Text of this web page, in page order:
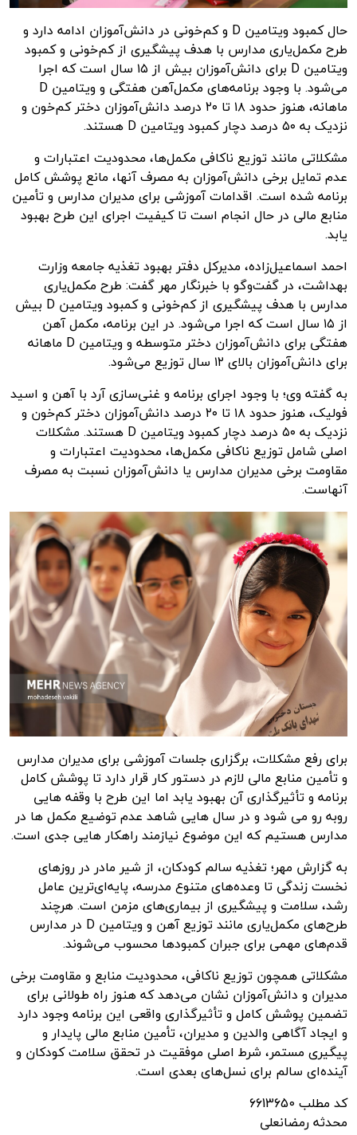
حال کمبود ویتامین D و کم‌خونی در دانش‌آموزان ادامه دارد و
طرح مکمل‌یاری مدارس با هدف پیشگیری از کم‌خونی و کمبود
ویتامین D برای دانش‌آموزان بیش از ۱۵ سال است که اجرا
می‌شود. با وجود برنامه‌های مکمل‌آهن هفتگی و ویتامین D
ماهانه، هنوز حدود ۱۸ تا ۲۰ درصد دانش‌آموزان دختر کم‌خون و
نزدیک به ۵۰ درصد دچار کمبود ویتامین D هستند.
مشکلاتی مانند توزیع ناکافی مکمل‌ها، محدودیت اعتبارات و
عدم تمایل برخی دانش‌آموزان به مصرف آنها، مانع پوشش کامل
برنامه شده است. اقدامات آموزشی برای مدیران مدارس و تأمین
منابع مالی در حال انجام است تا کیفیت اجرای این طرح بهبود
یابد.
احمد اسماعیل‌زاده، مدیرکل دفتر بهبود تغذیه جامعه وزارت
بهداشت، در گفت‌وگو با خبرنگار مهر گفت: طرح مکمل‌یاری
مدارس با هدف پیشگیری از کم‌خونی و کمبود ویتامین D بیش
از ۱۵ سال است که اجرا می‌شود. در این برنامه، مکمل آهن
هفتگی برای دانش‌آموزان دختر متوسطه و ویتامین D ماهانه
برای دانش‌آموزان بالای ۱۲ سال توزیع می‌شود.
به گفته وی؛ با وجود اجرای برنامه و غنی‌سازی آرد با آهن و اسید
فولیک، هنوز حدود ۱۸ تا ۲۰ درصد دانش‌آموزان دختر کم‌خون و
نزدیک به ۵۰ درصد دچار کمبود ویتامین D هستند. مشکلات
اصلی شامل توزیع ناکافی مکمل‌ها، محدودیت اعتبارات و
مقاومت برخی مدیران مدارس یا دانش‌آموزان نسبت به مصرف
آنهاست.
برای رفع مشکلات، برگزاری جلسات آموزشی برای مدیران مدارس
و تأمین منابع مالی لازم در دستور کار قرار دارد تا پوشش کامل
برنامه و تأثیرگذاری آن بهبود یابد اما این طرح با وقفه هایی
روبه رو می شود و در سال هایی شاهد عدم توضیع مکمل ها در
مدارس هستیم که این موضوع نیازمند راهکار هایی جدی است.
به گزارش مهر؛ تغذیه سالم کودکان، از شیر مادر در روزهای
نخست زندگی تا وعده‌های متنوع مدرسه، پایه‌ای‌ترین عامل
رشد، سلامت و پیشگیری از بیماری‌های مزمن است. هرچند
طرح‌های مکمل‌یاری مانند توزیع آهن و ویتامین D در مدارس
قدم‌های مهمی برای جبران کمبودها محسوب می‌شوند.
مشکلاتی همچون توزیع ناکافی، محدودیت منابع و مقاومت برخی
مدیران و دانش‌آموزان نشان می‌دهد که هنوز راه طولانی برای
تضمین پوشش کامل و تأثیرگذاری واقعی این برنامه وجود دارد
و ایجاد آگاهی والدین و مدیران، تأمین منابع مالی پایدار و
پیگیری مستمر، شرط اصلی موفقیت در تحقق سلامت کودکان و
آینده‌ای سالم برای نسل‌های بعدی است.
کد مطلب 6613650
محدثه رمضانعلی